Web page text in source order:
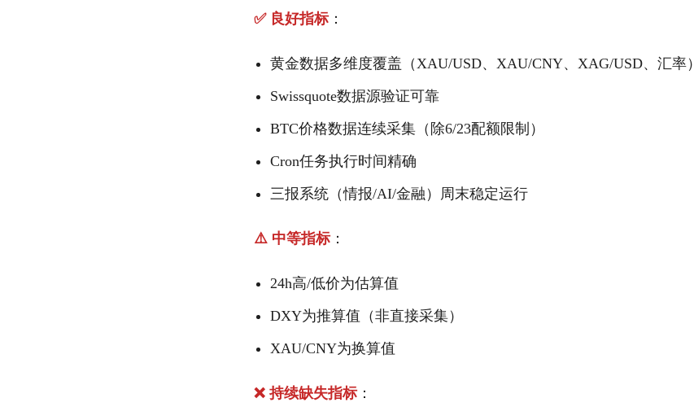
✅ 良好指标：
黄金数据多维度覆盖（XAU/USD、XAU/CNY、XAG/USD、汇率）
Swissquote数据源验证可靠
BTC价格数据连续采集（除6/23配额限制）
Cron任务执行时间精确
三报系统（情报/AI/金融）周末稳定运行
⚠️ 中等指标：
24h高/低价为估算值
DXY为推算值（非直接采集）
XAU/CNY为换算值
❌ 持续缺失指标：